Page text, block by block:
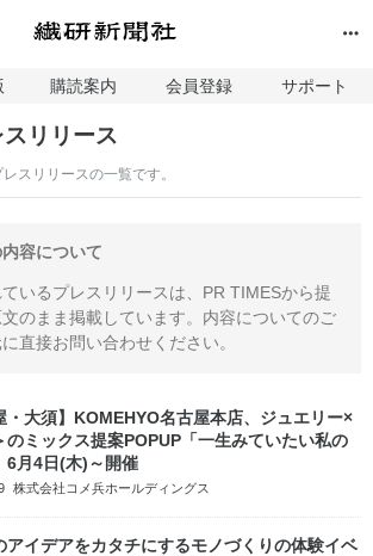
購読案内 会員登録 サポート
リリース
スリリースの一覧です。
容について
いるプレスリリースは、PR TIMESから提
のまま掲載しています。内容についてのご
直接お問い合わせください。
・大須】KOMEHYO名古屋本店、ジュエリー×
のミックス提案POPUP「一生みていたい私の
6月4日(木)～開催
株式会社コメ兵ホールディングス
アイデアをカタチにするモノづくりの体験イベ